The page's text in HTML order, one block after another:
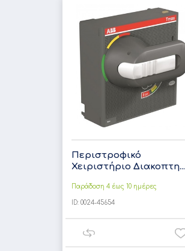
Περιστροφικό
Χειριστήριο Διακοπτη...
Παράδοση 4 έως 10 ημέρες
ID: 0024-45654